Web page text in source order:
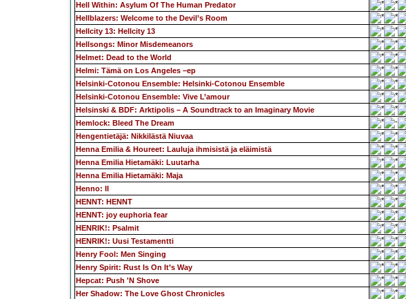
Hell Within: Asylum Of The Human Predator
Hellblazers: Welcome to the Devil’s Room
Hellcity 13: Hellcity 13
Hellsongs: Minor Misdemeanors
Helmet: Dead to the World
Helmi: Tämä on Los Angeles –ep
Helsinki-Cotonou Ensemble: Helsinki-Cotonou Ensemble
Helsinki-Cotonou Ensemble: Vive L’amour
Helsinski & BDF: Arktipolis – A Soundtrack to an Imaginary Movie
Hemlock: Bleed The Dream
Hengentietäjä: Nikkilästä Niuvaa
Henna Emilia & Houreet: Lauluja ihmisistä ja eläimistä
Henna Emilia Hietamäki: Luutarha
Henna Emilia Hietamäki: Maja
Henno: II
HENNT: HENNT
HENNT: joy euphoria fear
HENRIK!: Psalmit
HENRIK!: Uusi Testamentti
Henry Fool: Men Singing
Henry Spirit: Rust Is On It’s Way
Hepcat: Push 'N Shove
Her Shadow: The Love Ghost Chronicles